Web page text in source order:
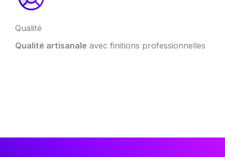
Qualité
Qualité artisanale avec finitions professionnelles